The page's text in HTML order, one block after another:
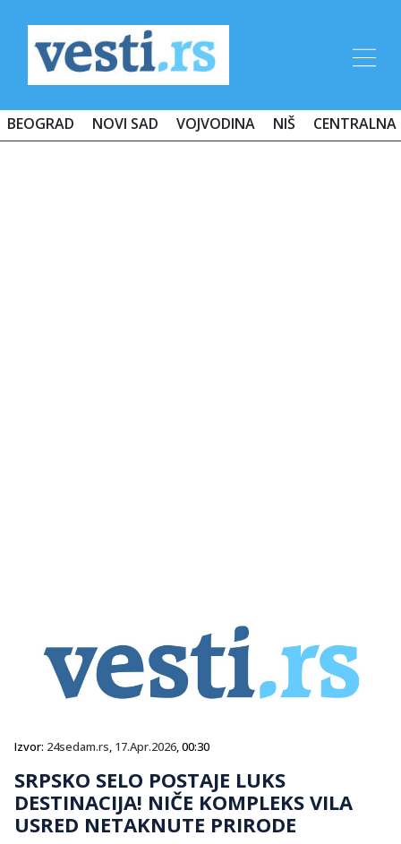
BEOGRAD NOVI SAD VOJVODINA NIŠ CENTRALNA
Izvor: 24sedam.rs, 17.Apr.2026, 00:30
SRPSKO SELO POSTAJE LUKS
DESTINACIJA! NIČE KOMPLEKS VILA
USRED NETAKNUTE PRIRODE